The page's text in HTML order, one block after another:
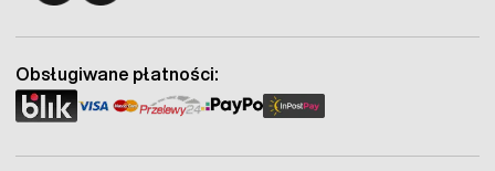
Obsługiwane płatności: